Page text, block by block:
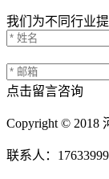
我们为不同行业
点击留言咨询
Copyright © 2018
联系人：